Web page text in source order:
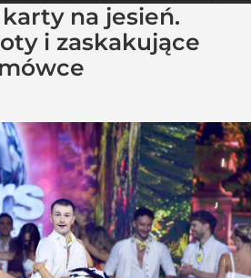
na jesień.
i zaskakujące